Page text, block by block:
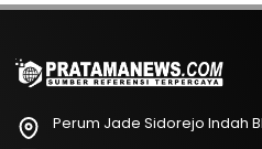
Perum Jade Sidorejo Indah